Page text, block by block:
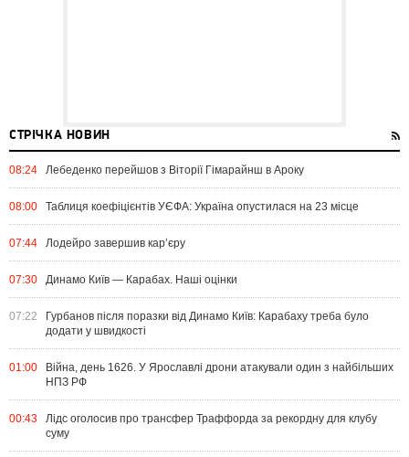
СТРІЧКА НОВИН
08:24 Лебеденко перейшов з Віторії Гімарайнш в Ароку
08:00 Таблиця коефіцієнтів УЄФА: Україна опустилася на 23 місце
07:44 Лодейро завершив кар’єру
07:30 Динамо Київ — Карабах. Наші оцінки
07:22
Гурбанов після поразки від Динамо Київ: Карабаху треба було
додати у швидкості
01:00
Війна, день 1626. У Ярославлі дрони атакували один з найбільших
НПЗ РФ
00:43
Лідс оголосив про трансфер Траффорда за рекордну для клубу
суму